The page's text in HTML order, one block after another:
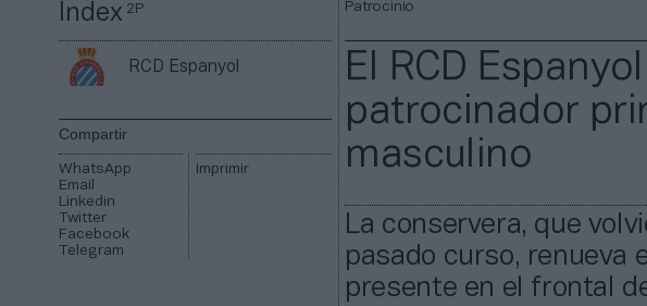
Índex2P
RCD Espanyol
Compartir
WhatsApp
Email
Linkedin
Twitter
Facebook
Telegram
Imprimir
Patrocinio
El RCD
patrocinador
masculino
La conservera, que
pasado curso, renueva
presente en el frontal